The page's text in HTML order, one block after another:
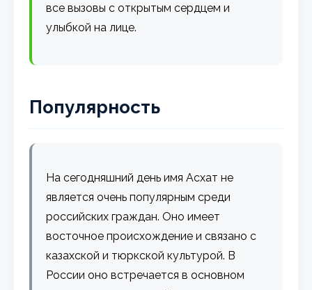
все вызовы с открытым сердцем и
улыбкой на лице.
Популярность
На сегодняшний день имя Асхат не
является очень популярным среди
российских граждан. Оно имеет
восточное происхождение и связано с
казахской и тюркской культурой. В
России оно встречается в основном